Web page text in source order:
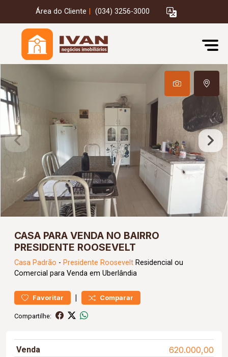
Área do Cliente (034) 3256-3000
CASA PARA VENDA NO BAIRRO
PRESIDENTE ROOSEVELT
Casa Padrão - Presidente Roosevelt Residencial ou
Comercial para Venda em Uberlândia
Favoritar | Comparar
Compartilhe:
Venda 620.000,00